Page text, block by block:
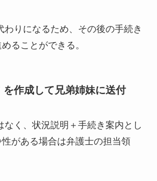
りになるため、その後の手続き
ることができる。
作成して兄弟姉妹に送付
く、状況説明＋手続き案内とし
がある場合は弁護士の担当領